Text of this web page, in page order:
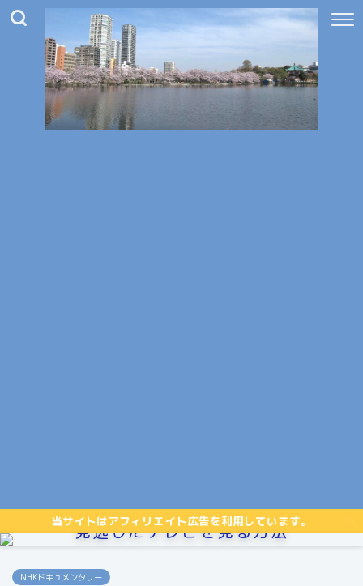
当サイトはアフィリエイト広告を利用しています。
見逃したテレビを見る方法
NHKドキュメンタリー